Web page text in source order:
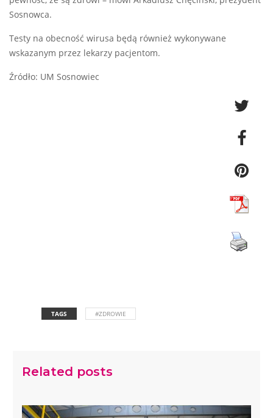
Sosnowca.
Testy na obecność wirusa będą również wykonywane
wskazanym przez lekarzy pacjentom.
Źródło: UM Sosnowiec
TAGS #ZDROWIE
Related posts